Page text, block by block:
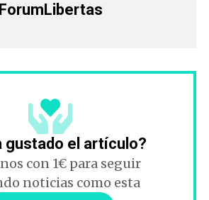
ForumLibertas
gustado el artículo?
con 1€ para seguir
noticias como esta